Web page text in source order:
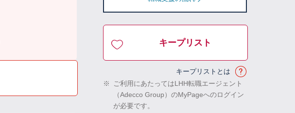
キープリスト
キープリストとは
※
ご利用にあたってはLHH転職エージェント
（Adecco Group）のMyPageへのログイン
が必要です。